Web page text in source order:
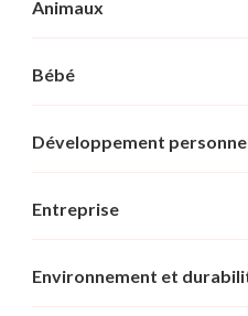
Animaux
Bébé
Développement
Entreprise
Environnement et